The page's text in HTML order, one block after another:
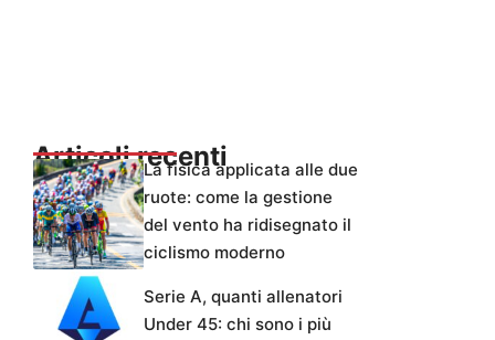
Articoli recentiLa fisica applicata alle due
ruote: come la gestione
del vento ha ridisegnato il
ciclismo moderno
Serie A, quanti allenatori
Under 45: chi sono i più